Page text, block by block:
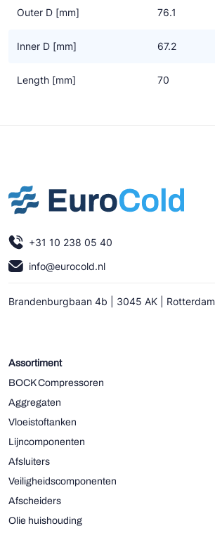
Outer D [mm] 76.1
Inner D [mm] 67.2
Length [mm] 70
+31 10 238 05 40
info@eurocold.nl
Brandenburgbaan 4b | 3045 AK | Rotterdam
Assortiment
BOCK Compressoren
Aggregaten
Vloeistoftanken
Lijncomponenten
Afsluiters
Veiligheidscomponenten
Afscheiders
Olie huishouding